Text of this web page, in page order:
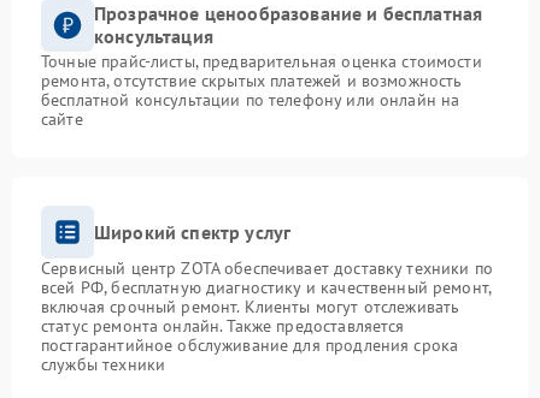
Прозрачное ценообразование и бесплатная
консультация
Точные прайс-листы, предварительная оценка стоимости
ремонта, отсутствие скрытых платежей и возможность
бесплатной консультации по телефону или онлайн на
сайте
Широкий спектр услуг
Сервисный центр ZOTA обеспечивает доставку техники по
всей РФ, бесплатную диагностику и качественный ремонт,
включая срочный ремонт. Клиенты могут отслеживать
статус ремонта онлайн. Также предоставляется
постгарантийное обслуживание для продления срока
службы техники